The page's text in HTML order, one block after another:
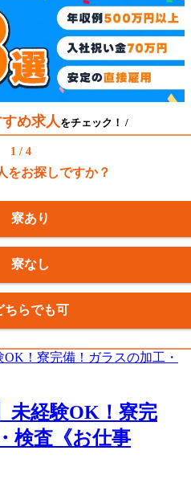
め求人をチェック！ /
1 / 4
をお探しですか？
寮あり
寮なし
ちらでも可
未経験OK！寮完
検査《お仕事